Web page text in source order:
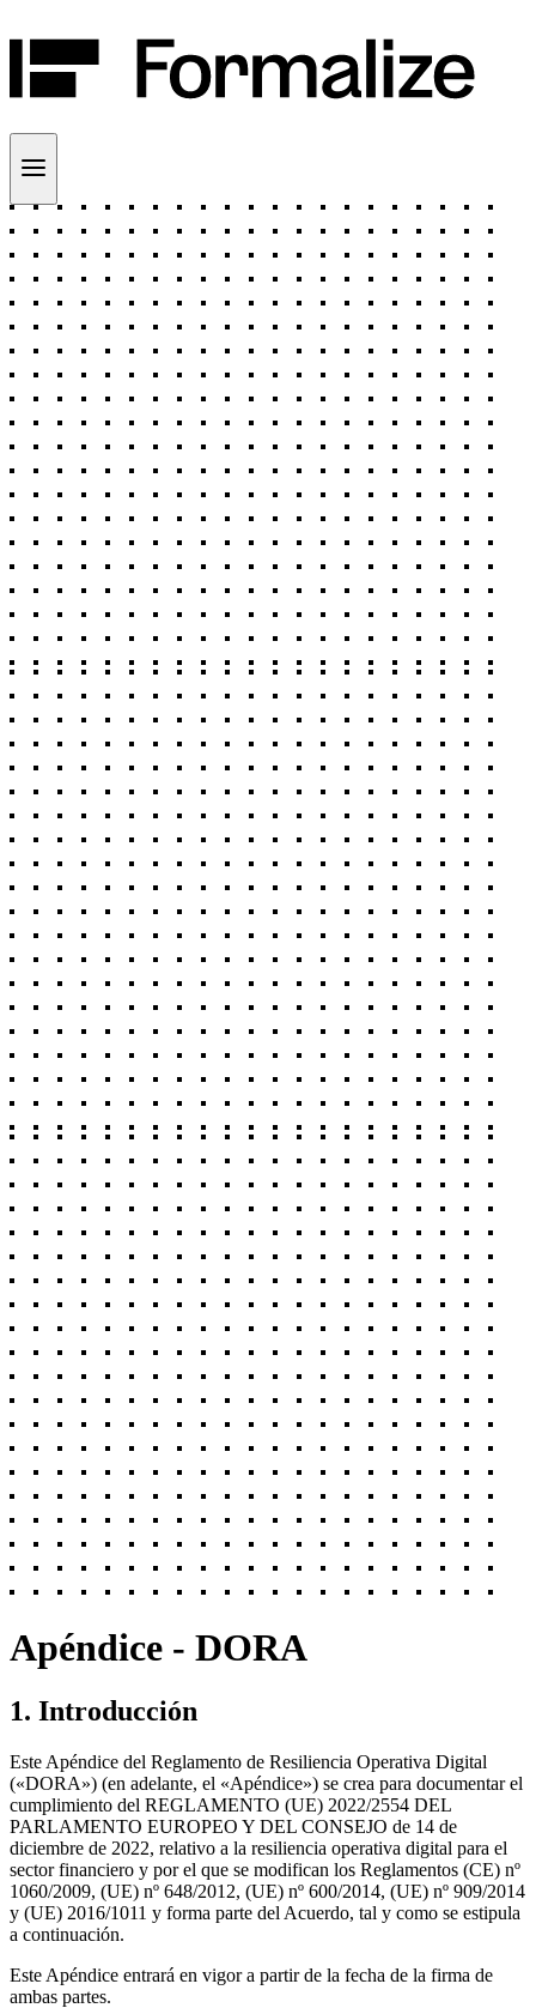
Apéndice - DORA
1. Introducción
Este Apéndice del Reglamento de Resiliencia Operativa Digital
(«DORA») (en adelante, el «Apéndice») se crea para documentar el
cumplimiento del REGLAMENTO (UE) 2022/2554 DEL
PARLAMENTO EUROPEO Y DEL CONSEJO de 14 de
diciembre de 2022, relativo a la resiliencia operativa digital para el
sector financiero y por el que se modifican los Reglamentos (CE) nº
1060/2009, (UE) nº 648/2012, (UE) nº 600/2014, (UE) nº 909/2014
y (UE) 2016/1011 y forma parte del Acuerdo, tal y como se estipula
a continuación.
Este Apéndice entrará en vigor a partir de la fecha de la firma de
ambas partes.